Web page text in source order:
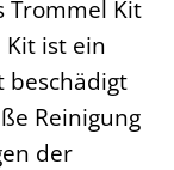
Trommel Kit
Kit ist ein
beschädigt
Reinigung
der